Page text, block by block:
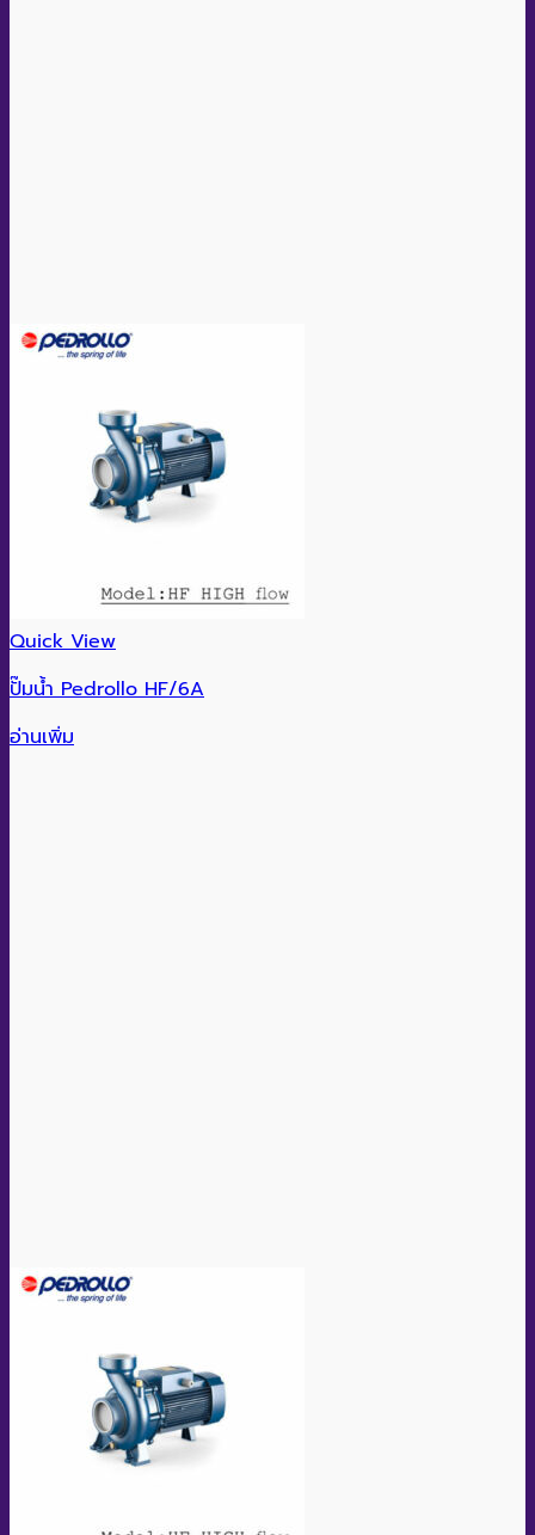
Quick View
ปั๊มน้ำ Pedrollo HF/6A
อ่านเพิ่ม